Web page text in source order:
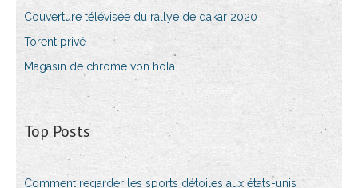
Couverture télévisée du rallye de dakar 2020
Torent privé
Magasin de chrome vpn hola
Top Posts
Comment regarder les sports détoiles aux états-unis